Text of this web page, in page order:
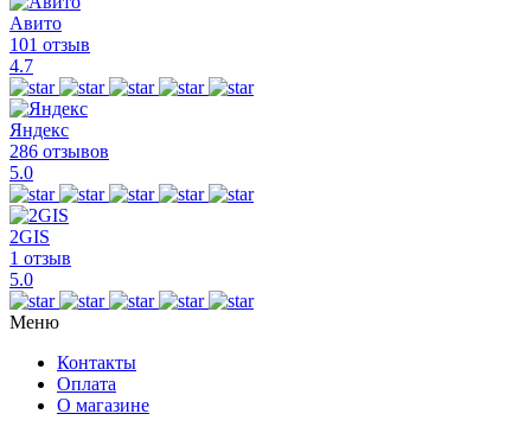
Авито
101 отзыв
4.7
Яндекс
286 отзывов
5.0
2GIS
1 отзыв
5.0
Меню
Контакты
Оплата
О магазине